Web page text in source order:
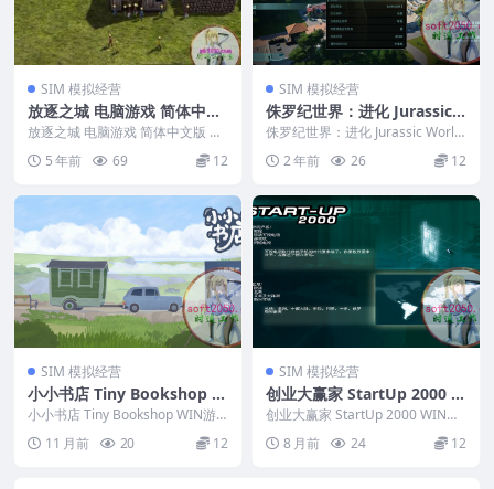
SIM 模拟经营
放逐之城 电脑游戏 简体中文
版 支援win11 win10 win7
放逐之城 电脑游戏 简体中文版 支
5 年前 69 12
SIM 模拟经营
侏罗纪世界：进化 Jurassic
World Evolution PC电脑游
戏 适用WIN11 WIN10
侏罗纪世界：进化 Jurassic World
2 年前 26 12
SIM 模拟经营
小小书店 Tiny Bookshop W
IN游戏 PC电脑游戏 适配系统
WIN10 WIN11
小小书店 Tiny Bookshop WIN游
戏 PC电脑游戏 适配系统WIN1...
11 月前 20 12
SIM 模拟经营
创业大赢家 StartUp 2000 W
IN游戏 PC电脑游戏 适配系统
WIN10 WIN11
创业大赢家 StartUp 2000 WIN游
戏 PC电脑游戏 适配系统WIN1...
8 月前 24 12